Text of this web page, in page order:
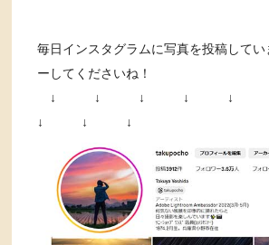
毎日インスタグラムに写真を投稿して
ーしてくださいね！
↓ ↓ ↓ ↓ ↓
↓ ↓ ↓